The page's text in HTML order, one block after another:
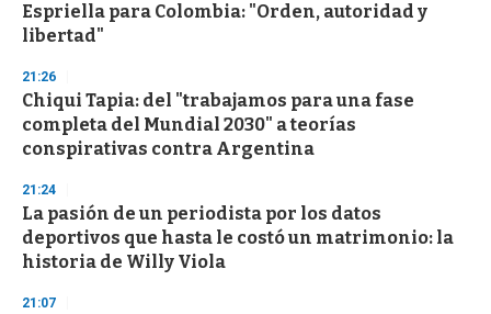
Espriella para Colombia: "Orden, autoridad y
libertad"
21:26
Chiqui Tapia: del "trabajamos para una fase
completa del Mundial 2030" a teorías
conspirativas contra Argentina
21:24
La pasión de un periodista por los datos
deportivos que hasta le costó un matrimonio: la
historia de Willy Viola
21:07